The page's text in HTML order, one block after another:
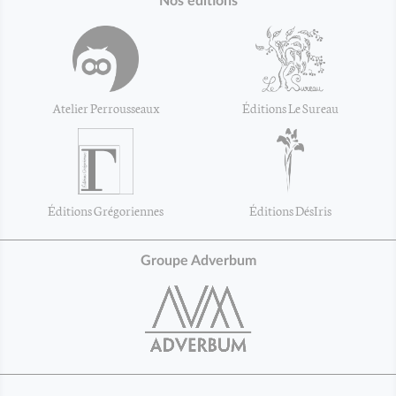
Atelier Perrousseaux Éditions Le Sureau
Éditions Grégoriennes Éditions DésIris
Groupe Adverbum